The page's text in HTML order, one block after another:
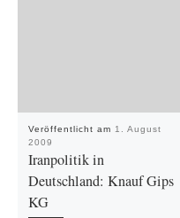
Veröffentlicht am 1. August
2009
Iranpolitik in
Deutschland: Knauf Gips
KG